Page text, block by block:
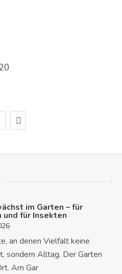
im Garten – für
und für Insekten
an denen Vielfalt keine
sondern Alltag. Der Garten
Am Gar